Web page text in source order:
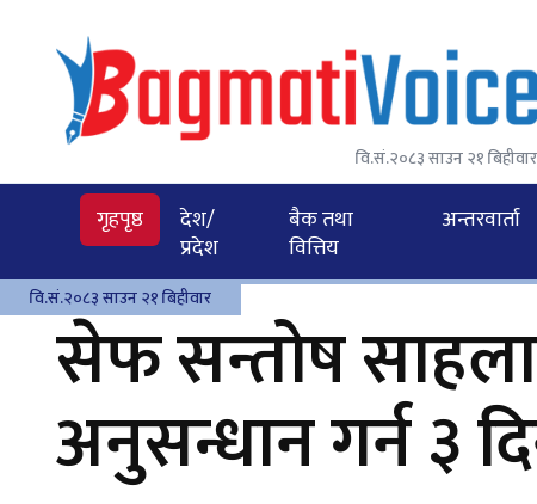
वि.सं.२०८३ साउन २१ बिहीवार
गृहपृष्ठ
देश/
प्रदेश
बैक तथा
वित्तिय
अन्तरवार्ता
वि.सं.२०८३ साउन २१ बिहीवार
सेफ सन्तोष
अनुसन्धान गर्न ३